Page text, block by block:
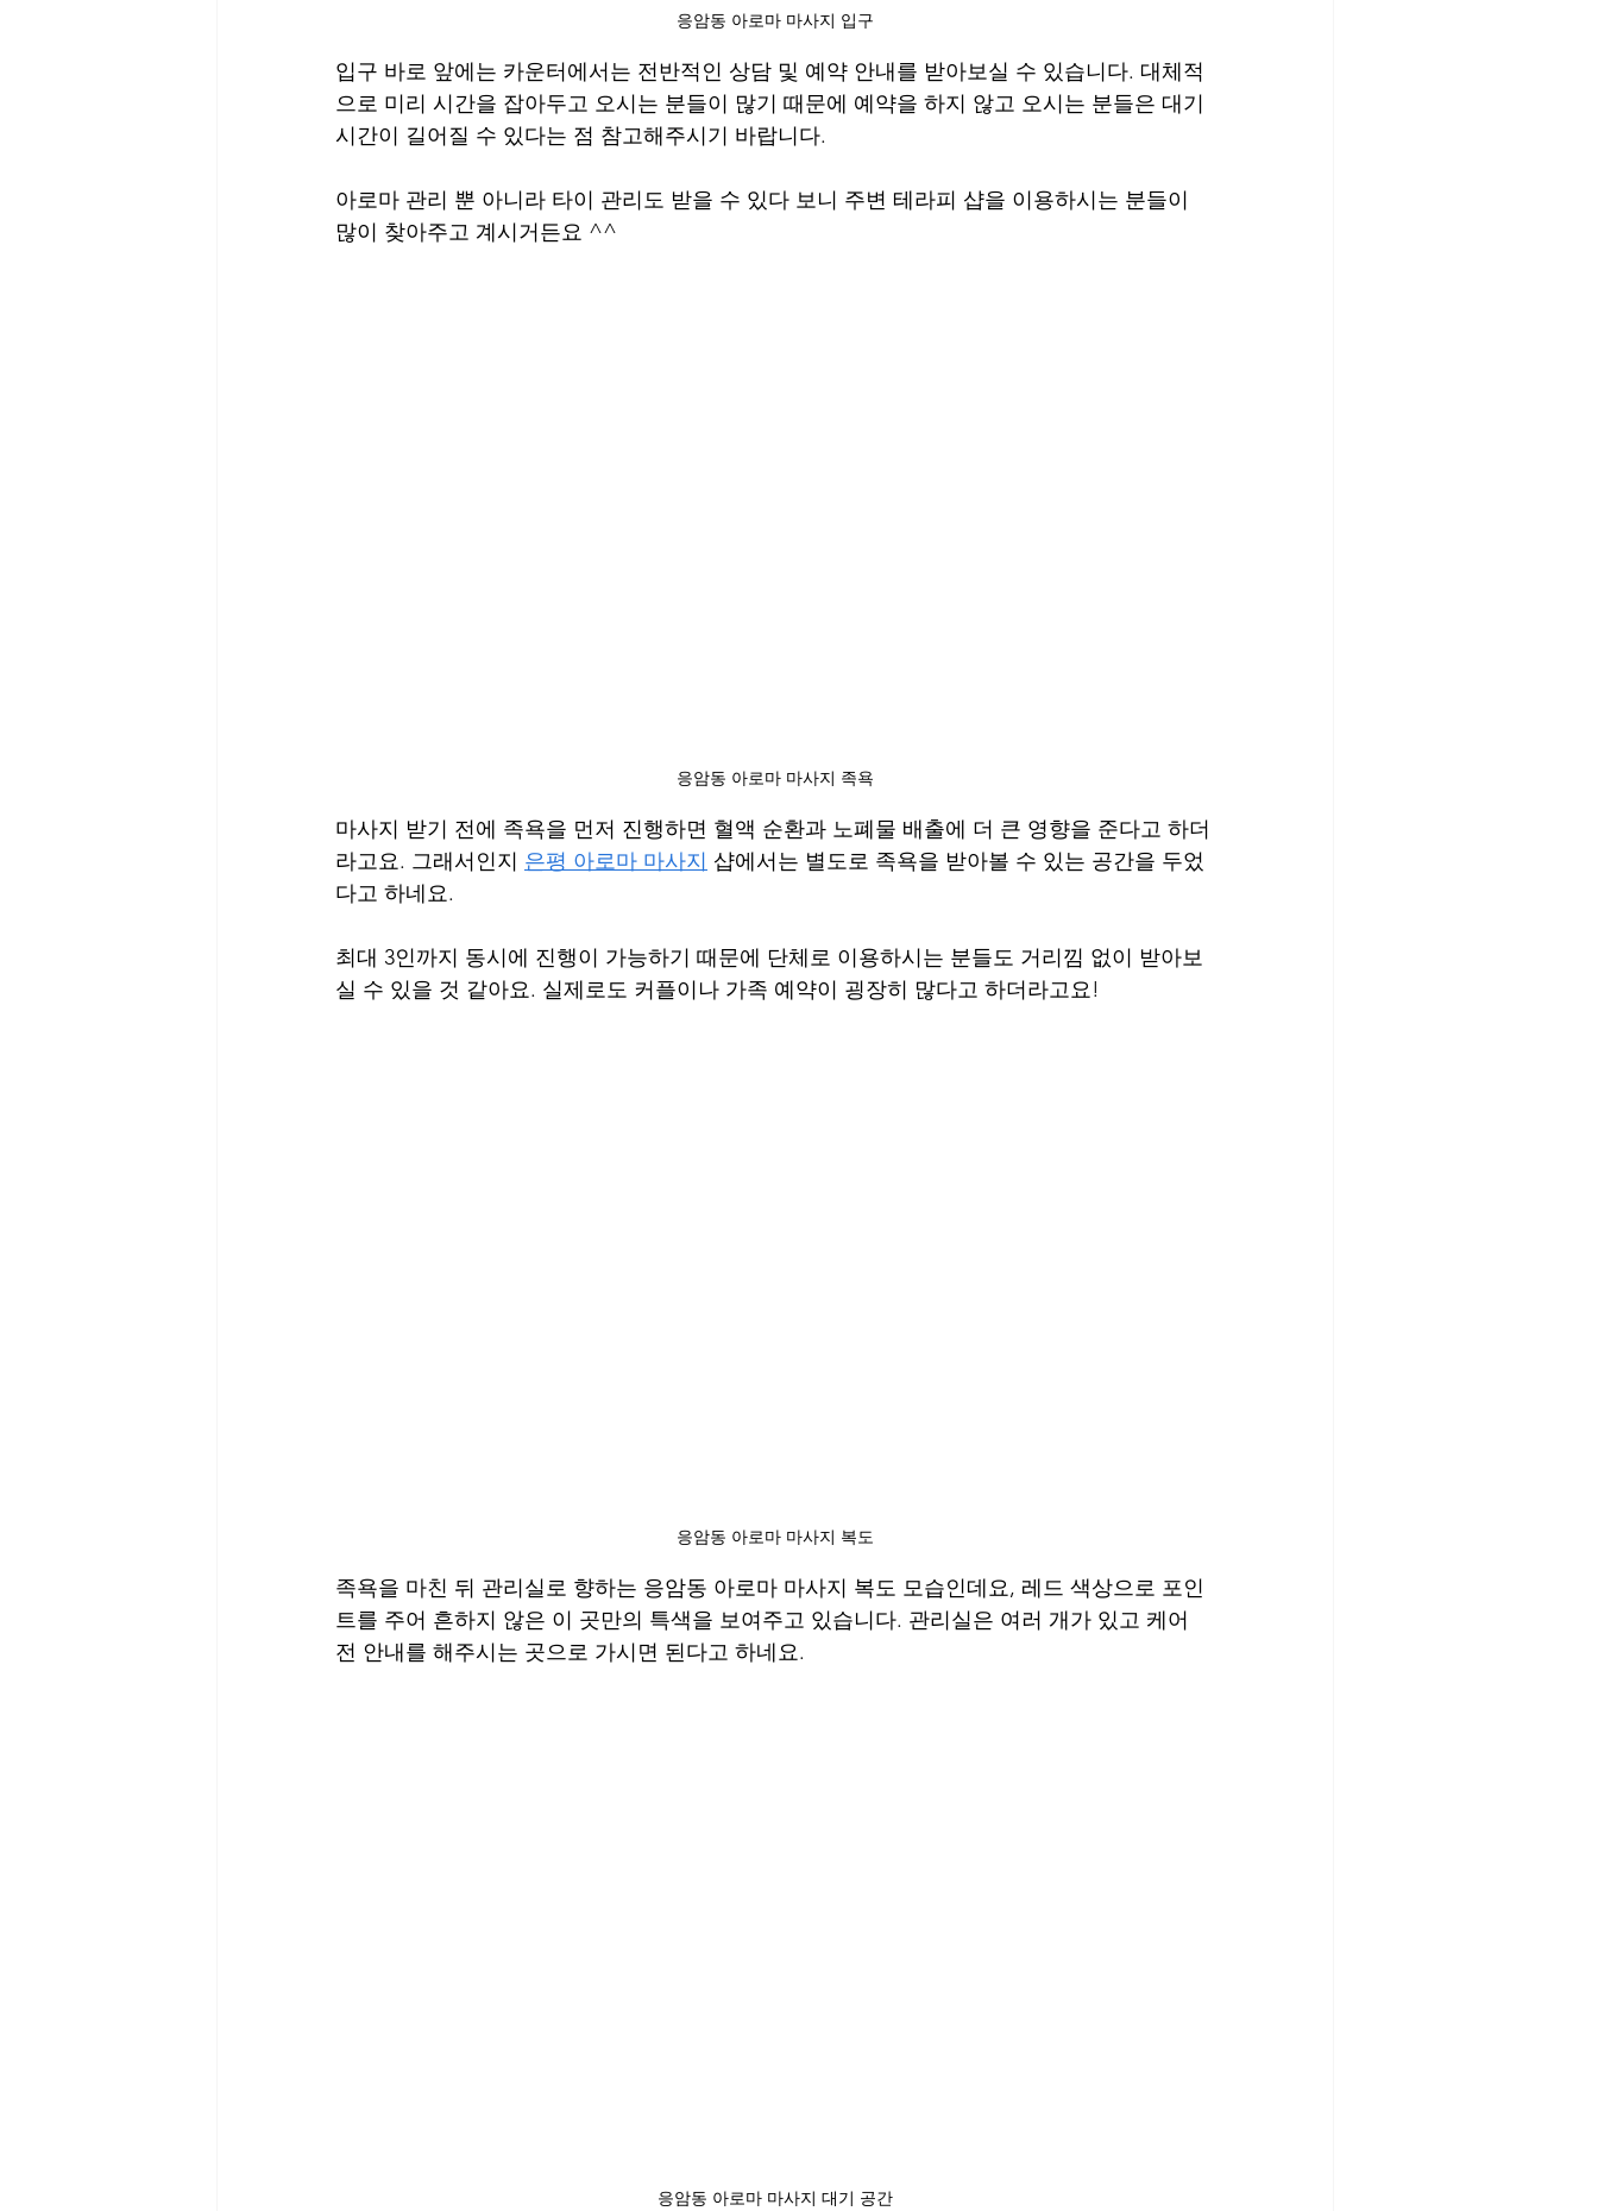
응암동 아로마 마사지 입구
입구 바로 앞에는 카운터에서는 전반적인 상담 및 예약 안내를 받아보실 수 있습니다. 대체적
으로 미리 시간을 잡아두고 오시는 분들이 많기 때문에 예약을 하지 않고 오시는 분들은 대기
시간이 길어질 수 있다는 점 참고해주시기 바랍니다.
아로마 관리 뿐 아니라 타이 관리도 받을 수 있다 보니 주변 테라피 샵을 이용하시는 분들이
많이 찾아주고 계시거든요 ^^
응암동 아로마 마사지 족욕
마사지 받기 전에 족욕을 먼저 진행하면 혈액 순환과 노폐물 배출에 더 큰 영향을 준다고 하더
라고요. 그래서인지 은평 아로마 마사지 샵에서는 별도로 족욕을 받아볼 수 있는 공간을 두었
다고 하네요.
최대 3인까지 동시에 진행이 가능하기 때문에 단체로 이용하시는 분들도 거리낌 없이 받아보
실 수 있을 것 같아요. 실제로도 커플이나 가족 예약이 굉장히 많다고 하더라고요!
응암동 아로마 마사지 복도
족욕을 마친 뒤 관리실로 향하는 응암동 아로마 마사지 복도 모습인데요, 레드 색상으로 포인
트를 주어 흔하지 않은 이 곳만의 특색을 보여주고 있습니다. 관리실은 여러 개가 있고 케어
전 안내를 해주시는 곳으로 가시면 된다고 하네요.
응암동 아로마 마사지 대기 공간